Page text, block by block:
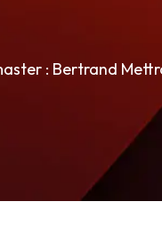
: Bertrand